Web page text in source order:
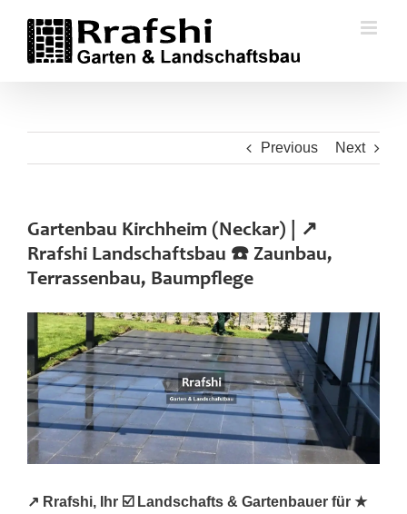
content
Previous Next
Gartenbau Kirchheim (Neckar) | ↗️
Rrafshi Landschaftsbau ☎️ Zaunbau,
Terrassenbau, Baumpflege
↗️ Rrafshi, Ihr ☑️ Landschafts & Gartenbauer für ★